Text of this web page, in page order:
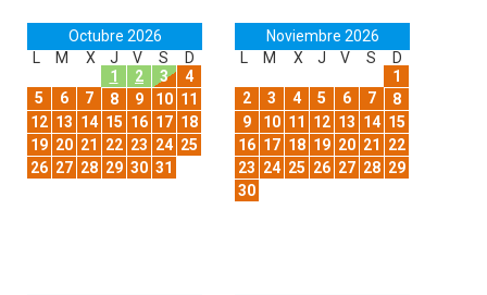
Octubre 2026
M X J V S
D
1
2 3
4
5
6 7 8 9 10 11
12 13 14 15 16 17 18
19 20 21 22 23 24 25
26 27 28 29 30 31
Noviembre 2026
M X J V S
D
1
2
3 4 5 6 7
8
9
10 11 12 13 14 15
16 17 18 19 20 21
22
23 24 25 26 27 28 29
30